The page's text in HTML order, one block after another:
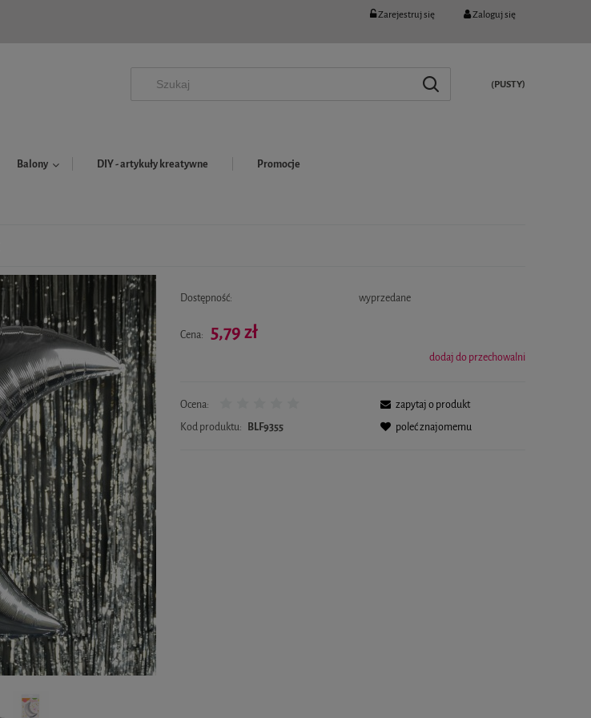
Zarejestruj się Zaloguj się
(PUSTY)
Balony DIY - artykuły kreatywne Promocje
Dostępność: wyprzedane
Cena: 5,79 zł
dodaj do przechowalni
Ocena:
Kod produktu: BLF9355
zapytaj o produkt
poleć znajomemu